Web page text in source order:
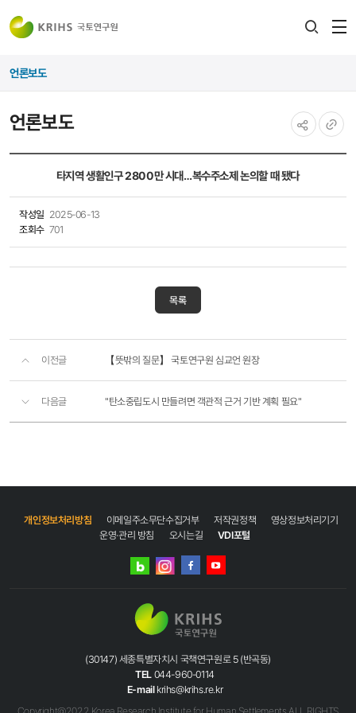
언론보도
언론보도
타지역 생활인구 2800만 시대…복수주소제 논의할 때 됐다
작성일 2025-06-13
조회수 701
목록
이전글 【뜻밖의 질문】 국토연구원 심교언 원장
다음글 "탄소중립도시 만들려면 객관적 근거 기반 계획 필요"
개인정보처리방침 이메일주소무단수집거부 저작권정책
영상정보처리기기
운영·관리 방침
오시는길 VDI포털
네이버
인스타그램
(30147) 세종특별자치시 국책연구원로 5 (반곡동)
TEL 044-960-0114
E-mail krihs@krihs.re.kr